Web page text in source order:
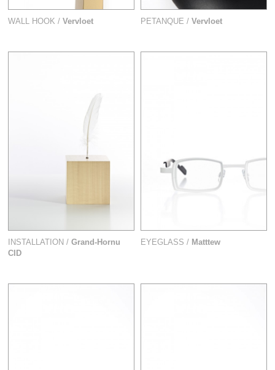
WALL HOOK / Vervloet PETANQUE / Vervloet
INSTALLATION / Grand-Hornu
CID
EYEGLASS / Matttew